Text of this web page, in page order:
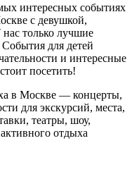
интересных событиях
с девушкой,
только лучшие
для детей
и интересные
посетить!
в Москве — концерты,
для экскурсий, места,
театры, шоу,
отдыха